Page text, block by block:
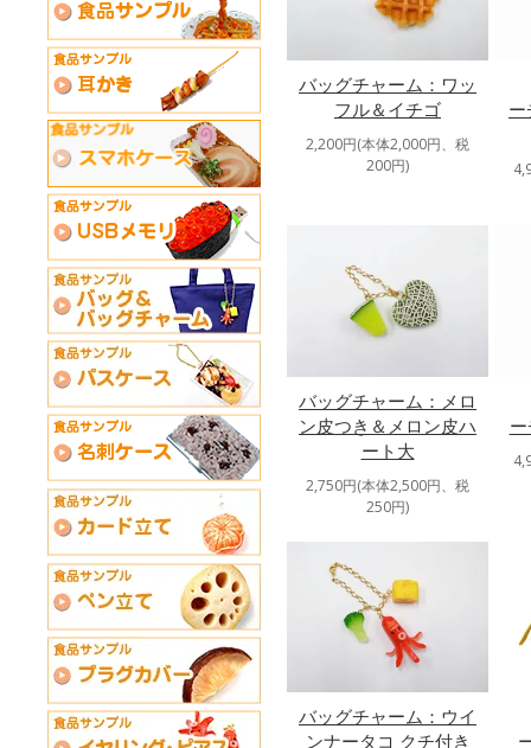
バッグチャーム：ワッ
フル＆イチゴ
2,200円(本体2,000円、税
200円)
バッグチャーム：メロ
ン皮つき＆メロン皮ハ
ート大
2,750円(本体2,500円、税
250円)
バッグチャーム：ウイ
ンナータコ クチ付き